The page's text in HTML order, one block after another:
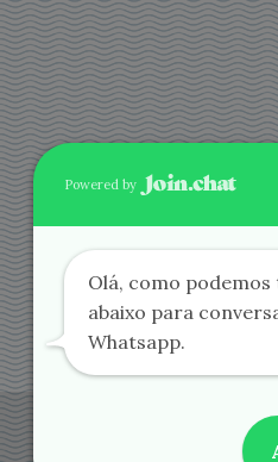
Agende via
Dr. Artur Schmitt - Especialista
Todos os Direitos Reservados -
Powered by
Olá, como podemos
abaixo para
Whatsapp.